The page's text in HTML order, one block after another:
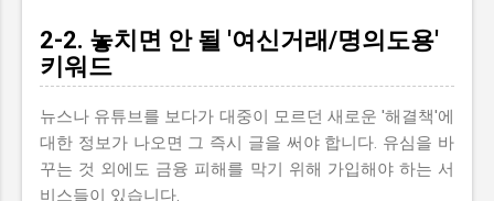
2-2. 놓치면 안 될 '여신거래/명의도용'
키워드
뉴스나 유튜브를 보다가 대중이 모르던 새로운 '해결책'에
대한 정보가 나오면 그 즉시 글을 써야 합니다. 유심을 바
꾸는 것 외에도 금융 피해를 막기 위해 가입해야 하는 서
비스들이 있습니다.